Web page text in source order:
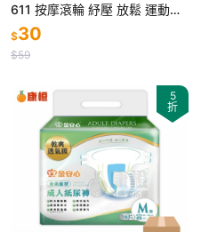
611 按摩滾輪 紓壓 放鬆 運動按
摩 按摩器 臀腿按摩
$30
$59
5
折